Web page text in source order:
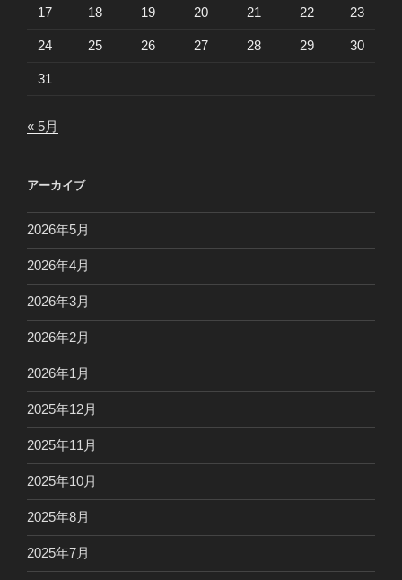
17 18 19 20 21 22 23
24 25 26 27 28 29 30
31
« 5月
アーカイブ
2026年5月
2026年4月
2026年3月
2026年2月
2026年1月
2025年12月
2025年11月
2025年10月
2025年8月
2025年7月